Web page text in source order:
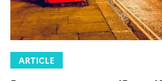
ARTICLE